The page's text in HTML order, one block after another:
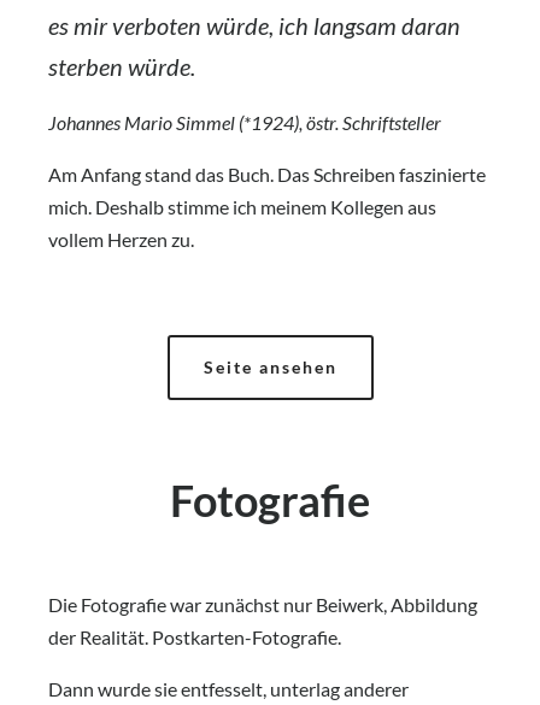
es mir verboten würde, ich langsam daran
sterben würde.
Johannes Mario Simmel (*1924), östr. Schriftsteller
Am Anfang stand das Buch. Das Schreiben faszinierte
mich. Deshalb stimme ich meinem Kollegen aus
vollem Herzen zu.
Seite ansehen
Fotografie
Die Fotografie war zunächst nur Beiwerk, Abbildung
der Realität. Postkarten-Fotografie.
Dann wurde sie entfesselt, unterlag anderer